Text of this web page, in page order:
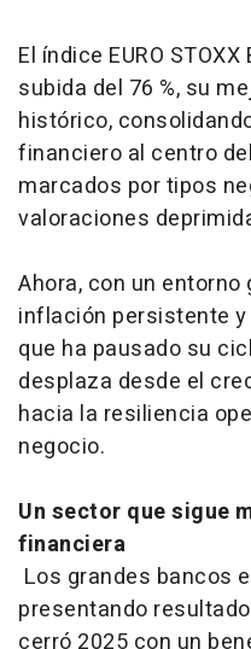
El índice EURO
subida del 76 %, su
histórico,
financiero al centro
marcados por tipos
valoraciones
Ahora, con un
inflación persistente y
que ha pausado su
desplaza desde el
hacia la resiliencia
negocio.
Un sector que sigue
financiera
Los grandes bancos
presentando